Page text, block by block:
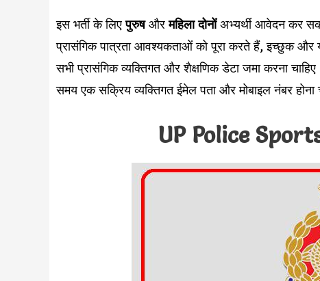
इस भर्ती के लिएपुरुषऔरमहिला दोनोंअभ्यर्थी आवेदन कर
प्रासंगिक पात्रता आवश्यकताओं को पूरा करते हैं, इच्छुक और
सभी प्रासंगिक व्यक्तिगत और शैक्षणिक डेटा जमा करना
समय एक सक्रिय व्यक्तिगत ईमेल पता और मोबाइल नंबर होना
UP Police